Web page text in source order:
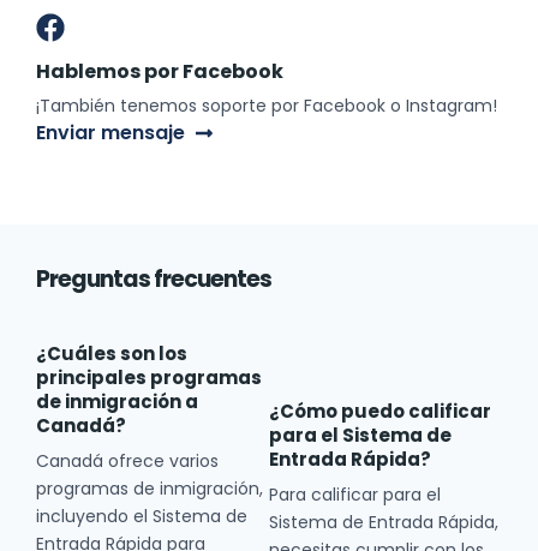
Hablemos por Facebook
¡También tenemos soporte por Facebook o Instagram!
Enviar mensaje
Preguntas frecuentes
¿Cuáles son los
principales programas
de inmigración a
Canadá?
Canadá ofrece varios
programas de inmigración,
incluyendo el Sistema de
Entrada Rápida para
¿Cómo puedo calificar
para el Sistema de
Entrada Rápida?
Para calificar para el
Sistema de Entrada Rápida,